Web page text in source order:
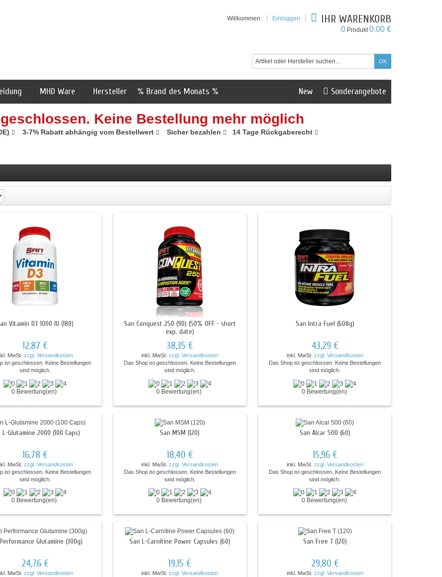
Willkommen Einloggen IHR WARENKORB
0 Produkt0.00 €
Sonderangebote
New
MHD Ware Hersteller % Brand des Monats %
Keine Bestellung mehr möglich
3-7% Rabatt abhängig vom Bestellwert Sicher bezahlen 14 Tage Rückgaberecht
Vitamin D3 1000 IU (180)
12,87 €
MwSt.zzgl. Versandkosten
ist geschlossen. Keine Bestellungen
sind möglich.
0 Bewertung(en)
San Conquest 250 (90) (50% OFF - short
exp. date)
38,35 €
inkl. MwSt.zzgl. Versandkosten
Das Shop ist geschlossen. Keine Bestellungen
sind möglich.
0 Bewertung(en)
San Intra Fuel (608g)
43,29 €
inkl. MwSt. zzgl. Versandkosten
Das Shop ist geschlossen. Keine Bestellungen
sind möglich.
0 Bewertung(en)
L-Glutamine 2000 (100 Caps)
16,78 €
MwSt.zzgl. Versandkosten
ist geschlossen. Keine Bestellungen
sind möglich.
0 Bewertung(en)
San MSM (120)
18,40 €
inkl. MwSt.zzgl. Versandkosten
Das Shop ist geschlossen. Keine Bestellungen
sind möglich.
0 Bewertung(en)
San Alcar 500 (60)
15,96 €
inkl. MwSt. zzgl. Versandkosten
Das Shop ist geschlossen. Keine Bestellungen
sind möglich.
0 Bewertung(en)
Glutamine (300g)
24,76 €
MwSt.zzgl. Versandkosten
San L-Carnitine Power Capsules (60)
19,15 €
inkl. MwSt.zzgl. Versandkosten
San Free T (120)
29,80 €
inkl. MwSt. zzgl. Versandkosten